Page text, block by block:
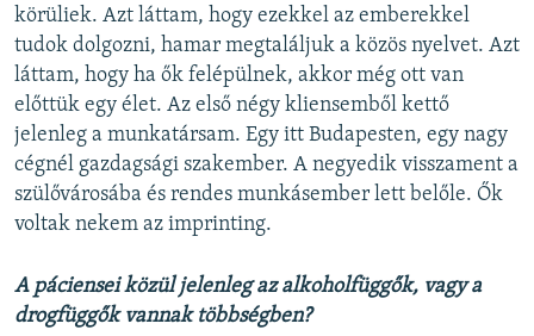
körüliek. Azt láttam, hogy ezekkel az emberekkel
tudok dolgozni, hamar megtaláljuk a közös nyelvet. Azt
láttam, hogy ha ők felépülnek, akkor még ott van
előttük egy élet. Az első négy kliensemből kettő
jelenleg a munkatársam. Egy itt Budapesten, egy nagy
cégnél gazdagsági szakember. A negyedik visszament a
szülővárosába és rendes munkásember lett belőle. Ők
voltak nekem az imprinting.
A páciensei közül jelenleg az alkoholfüggők, vagy a
drogfüggők vannak többségben?